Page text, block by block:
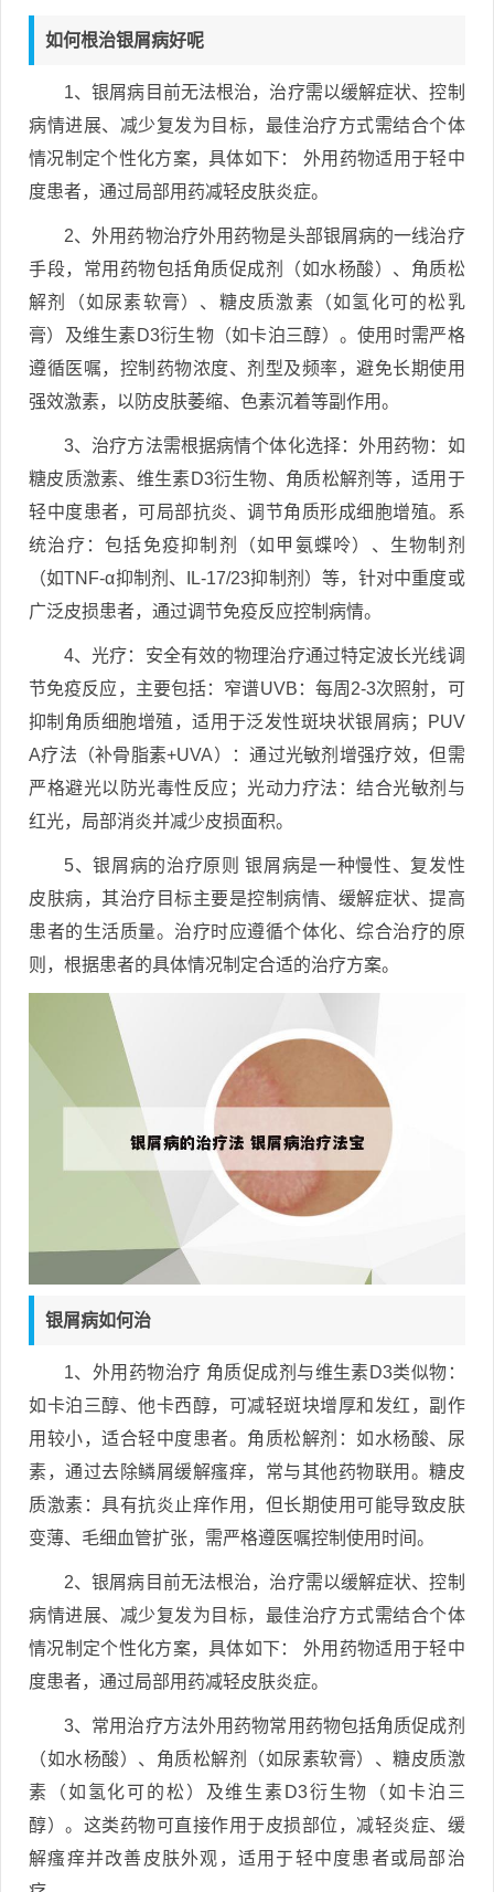
如何根治银屑病好呢
1、银屑病目前无法根治，治疗需以缓解症状、控制
病情进展、减少复发为目标，最佳治疗方式需结合个体
情况制定个性化方案，具体如下： 外用药物适用于轻中
度患者，通过局部用药减轻皮肤炎症。
2、外用药物治疗外用药物是头部银屑病的一线治疗
手段，常用药物包括角质促成剂（如水杨酸）、角质松
解剂（如尿素软膏）、糖皮质激素（如氢化可的松乳
膏）及维生素D3衍生物（如卡泊三醇）。使用时需严格
遵循医嘱，控制药物浓度、剂型及频率，避免长期使用
强效激素，以防皮肤萎缩、色素沉着等副作用。
3、治疗方法需根据病情个体化选择：外用药物：如
糖皮质激素、维生素D3衍生物、角质松解剂等，适用于
轻中度患者，可局部抗炎、调节角质形成细胞增殖。系
统治疗：包括免疫抑制剂（如甲氨蝶呤）、生物制剂
（如TNF-α抑制剂、IL-17/23抑制剂）等，针对中重度或
广泛皮损患者，通过调节免疫反应控制病情。
4、光疗：安全有效的物理治疗通过特定波长光线调
节免疫反应，主要包括：窄谱UVB：每周2-3次照射，可
抑制角质细胞增殖，适用于泛发性斑块状银屑病；PUV
A疗法（补骨脂素+UVA）：通过光敏剂增强疗效，但需
严格避光以防光毒性反应；光动力疗法：结合光敏剂与
红光，局部消炎并减少皮损面积。
5、银屑病的治疗原则 银屑病是一种慢性、复发性
皮肤病，其治疗目标主要是控制病情、缓解症状、提高
患者的生活质量。治疗时应遵循个体化、综合治疗的原
则，根据患者的具体情况制定合适的治疗方案。
银屑病如何治
1、外用药物治疗 角质促成剂与维生素D3类似物：
如卡泊三醇、他卡西醇，可减轻斑块增厚和发红，副作
用较小，适合轻中度患者。角质松解剂：如水杨酸、尿
素，通过去除鳞屑缓解瘙痒，常与其他药物联用。糖皮
质激素：具有抗炎止痒作用，但长期使用可能导致皮肤
变薄、毛细血管扩张，需严格遵医嘱控制使用时间。
2、银屑病目前无法根治，治疗需以缓解症状、控制
病情进展、减少复发为目标，最佳治疗方式需结合个体
情况制定个性化方案，具体如下： 外用药物适用于轻中
度患者，通过局部用药减轻皮肤炎症。
3、常用治疗方法外用药物常用药物包括角质促成剂
（如水杨酸）、角质松解剂（如尿素软膏）、糖皮质激
素（如氢化可的松）及维生素D3衍生物（如卡泊三
醇）。这类药物可直接作用于皮损部位，减轻炎症、缓
解瘙痒并改善皮肤外观，适用于轻中度患者或局部治